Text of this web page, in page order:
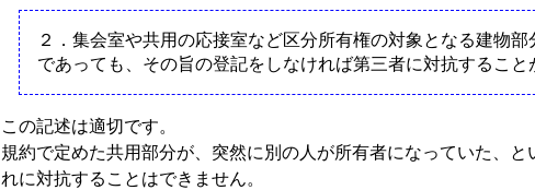
２．集会室や共用の応接室など区分所有権の対象となる建物
であっても、その旨の登記をしなければ第三者に対抗すること
この記述は適切です。
規約で定めた共用部分が、突然に別の人が所有者になっていた、
れに対抗することはできません。